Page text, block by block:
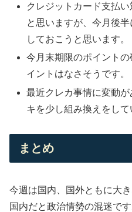
クレジットカード支払
と思いますが、今月後
しておこうと思います。
今月末期限のポイント
イントはなさそうです。
最近クレカ事情に変動
キを少し組み換えをして
まとめ
今週は国内、国外ともに大
国内だと政治情勢の混迷で